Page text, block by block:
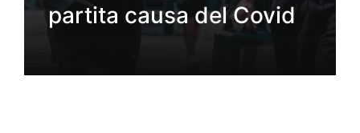
partita causa del Covid